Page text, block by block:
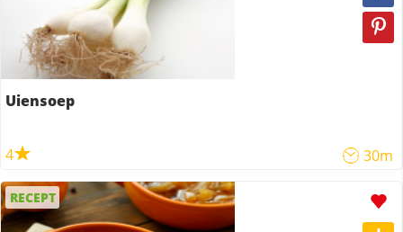
Uiensoep
4 30m
RECEPT